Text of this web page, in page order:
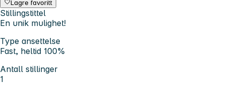
Lagre favoritt
Stillingstittel
En unik mulighet!
Type ansettelse
Fast, heltid 100%
Antall stillinger
1